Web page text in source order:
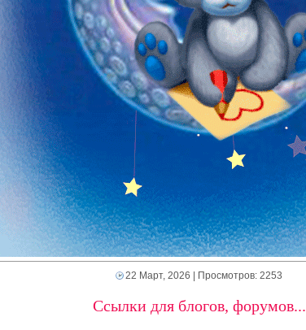
22 Март, 2026 | Просмотров: 2253
Ссылки для блогов, форумов...